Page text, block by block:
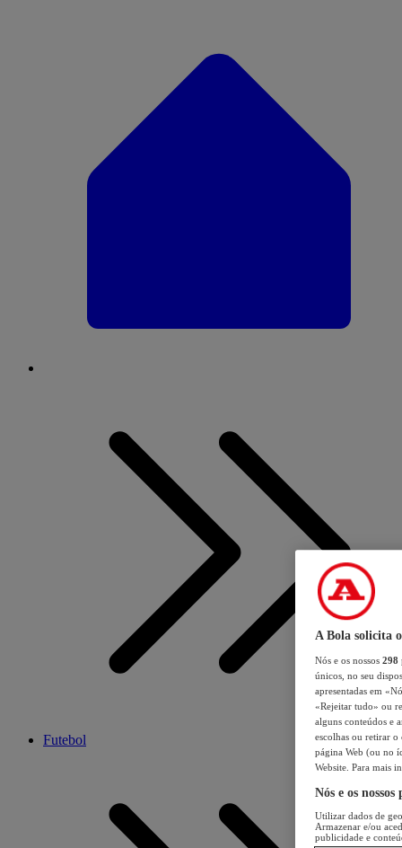
Futebol
A Bola solicita
Nós e os nossos 298
únicos, no seu
apresentadas em
«Rejeitar tudo» ou
alguns conteúdos e
escolhas ou retirar
página Web (ou no
Website. Para mais
Nós e os
Utilizar dados de
Armazenar e/ou
publicidade e